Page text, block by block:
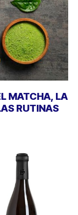
MATCHA, LA
RUTINAS